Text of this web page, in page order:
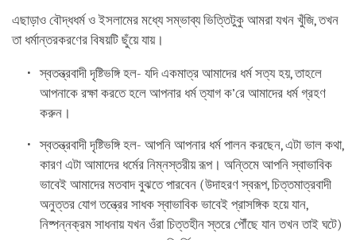
এছাড়াও বৌদ্ধধর্ম ও ইসলামের মধ্যে সম্ভাব্য ভিত্তিটুকু আমরা যখন খুঁজি, তখন
তা ধর্মান্তরকরণের বিষয়টি ছুঁয়ে যায়।
স্বতন্ত্রবাদী দৃষ্টিভঙ্গি হল- যদি একমাত্র আমাদের ধর্ম সত্য হয়, তাহলে
আপনাকে রক্ষা করতে হলে আপনার ধর্ম ত্যাগ ক’রে আমাদের ধর্ম গ্রহণ
করুন।
স্বতন্ত্রবাদী দৃষ্টিভঙ্গি হল- আপনি আপনার ধর্ম পালন করছেন, এটা ভাল কথা,
কারণ এটা আমাদের ধর্মের নিম্নস্তরীয় রূপ। অন্তিমে আপনি স্বাভাবিক
ভাবেই আমাদের মতবাদ বুঝতে পারবেন (উদাহরণ স্বরূপ, চিত্তমাত্রবাদী
অনুত্তর যোগ তন্ত্রের সাধক স্বাভাবিক ভাবেই প্রাসঙ্গিক হয়ে যান,
নিষ্পন্নক্রম সাধনায় যখন ওঁরা চিত্তহীন স্তরে পৌঁছে যান তখন তাই ঘটে)